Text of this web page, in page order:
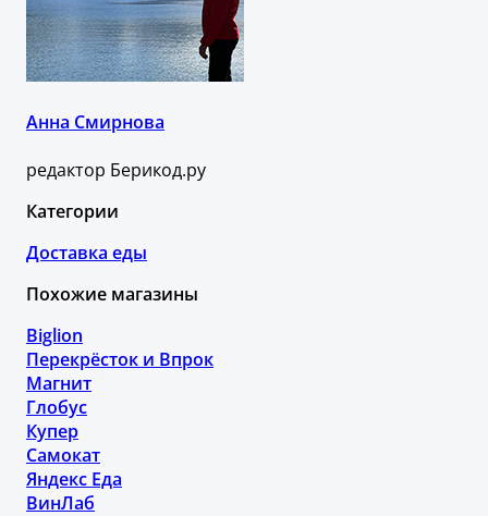
Анна Смирнова
редактор Берикод.ру
Категории
Доставка еды
Похожие магазины
Biglion
Перекрёсток и Впрок
Магнит
Глобус
Купер
Самокат
Яндекс Еда
ВинЛаб